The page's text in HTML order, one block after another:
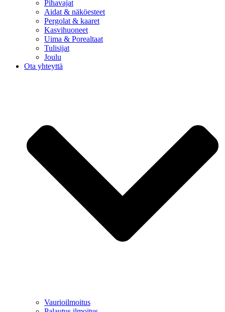
Pihavajat
Aidat & näköesteet
Pergolat & kaaret
Kasvihuoneet
Uima & Porealtaat
Tulisijat
Joulu
Ota yhteyttä
Vaurioilmoitus